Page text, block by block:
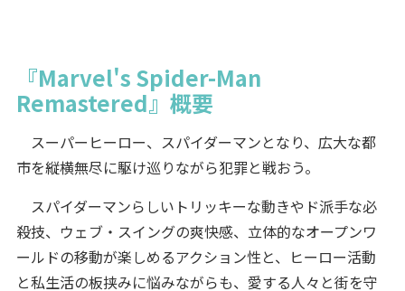
『Marvel's Spider-Man
Remastered』概要
スーパーヒーロー、スパイダーマンとなり、広大な都
市を縦横無尽に駆け巡りながら犯罪と戦おう。
スパイダーマンらしいトリッキーな動きやド派手な必
殺技、ウェブ・スイングの爽快感、立体的なオープンワ
ールドの移動が楽しめるアクション性と、ヒーロー活動
と私生活の板挟みに悩みながらも、愛する人々と街を守